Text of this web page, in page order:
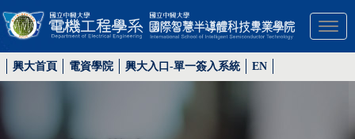
興大首頁 電資學院 興大入口-單一簽入系統 EN